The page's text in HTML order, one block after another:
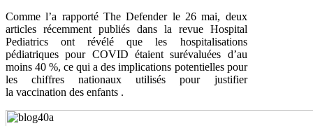
Comme l’a rapporté The Defender le 26 mai, deux
articles récemment publiés dans la revue Hospital
Pediatrics ont révélé que les hospitalisations
pédiatriques pour COVID étaient surévaluées d’au
moins 40 %, ce qui a des implications potentielles pour
les chiffres nationaux utilisés pour justifier
la vaccination des enfants .